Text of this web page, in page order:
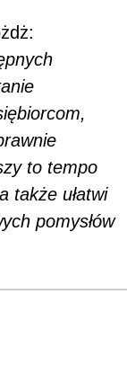
to tempo
także ułatwi
pomysłów